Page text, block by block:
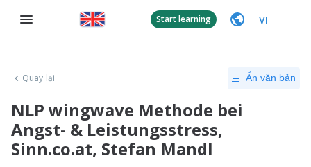
Start learning VI
Quay lại Ẩn văn bản
NLP wingwave Methode bei
Angst- & Leistungsstress,
Sinn.co.at, Stefan Mandl